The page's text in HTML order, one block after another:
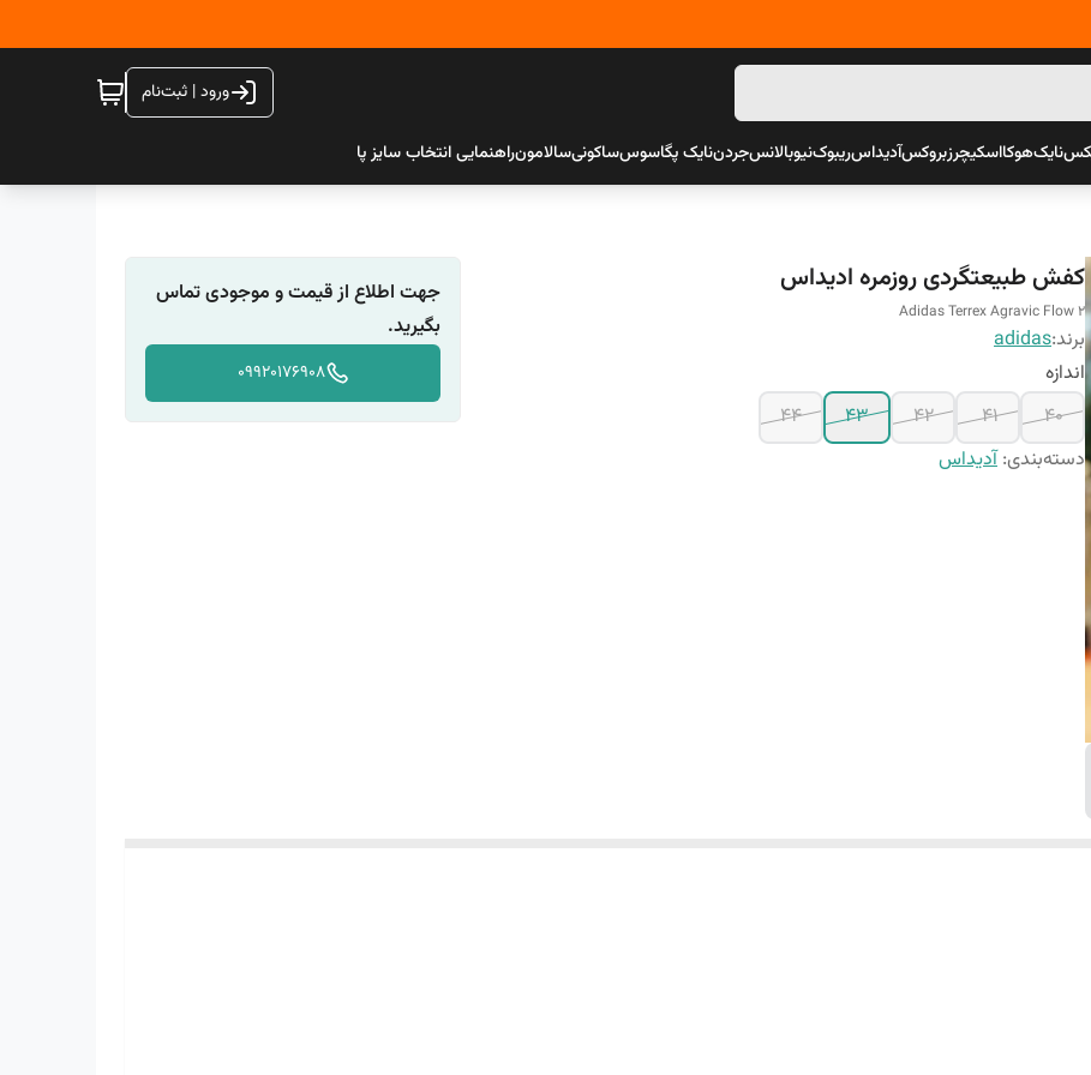
ورود | ثبت‌نام
نایکهوکااسکیچرزبروکسآدیداسریبوکنیوبالانسجردننایک پگاسوسساکونیسالامونراهنمایی انتخاب سایز پا
کفش طبیعتگردی روزمره ادیداس
Adidas Terrex Agravic Flow 2
برند:adidas
اندازه
40
41
42
43
44
دسته‌بندی:آدیداس
جهت اطلاع از قیمت و موجودی تماس
بگیرید.
09920176908